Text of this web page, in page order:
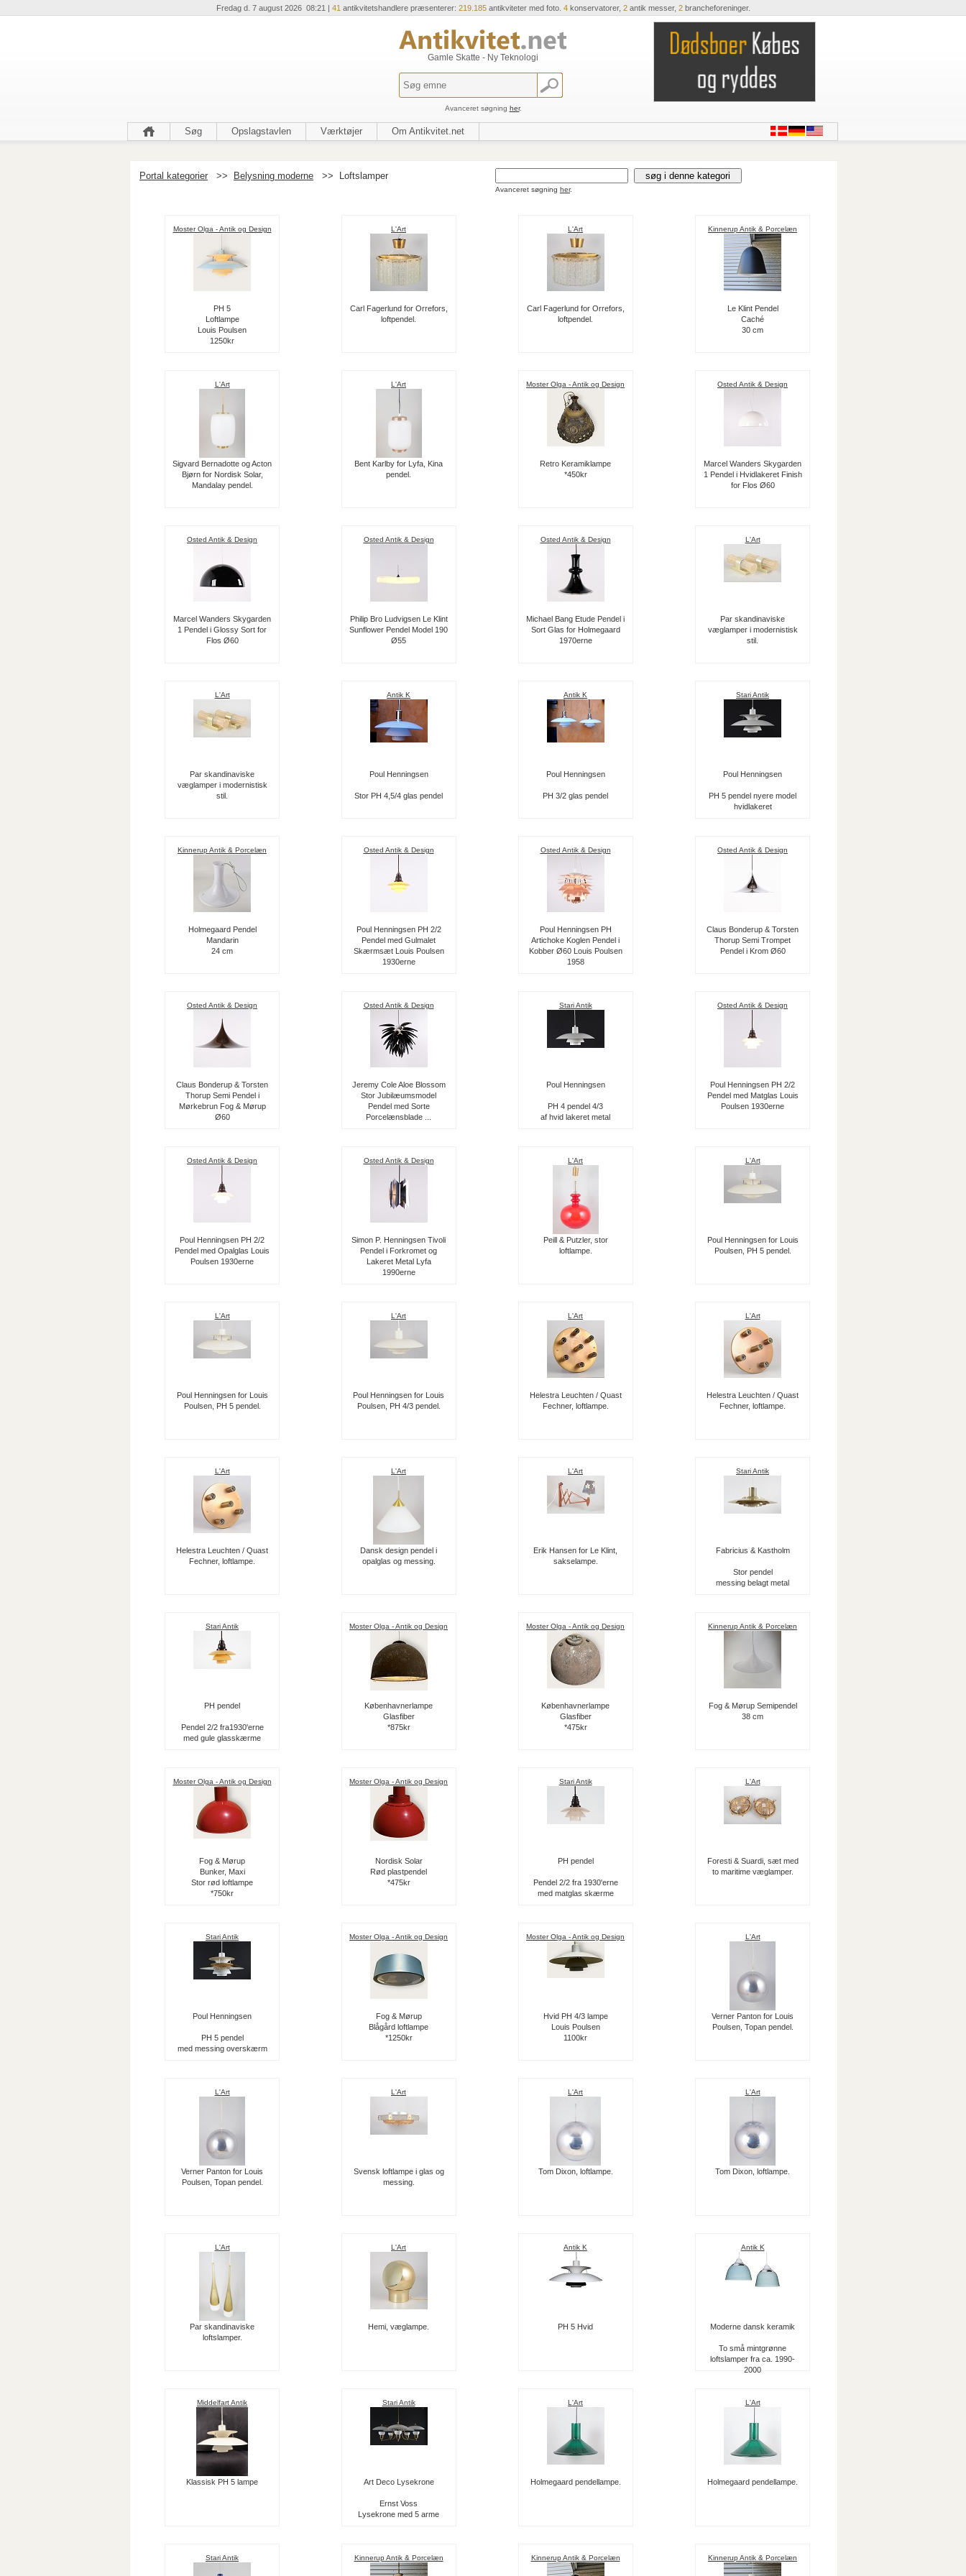
Fredag d. 7 august 2026 08:21 | 41 antikvitetshandlere præsenterer: 219.185antikviteter med foto. 4konservatorer, 2antik messer, 2brancheforeninger.
Gamle Skatte - Ny Teknologi
Avanceret søgning her.
Søg Opslagstavlen Værktøjer Om Antikvitet.net
Portal kategorier >> Belysning moderne >> Loftslamper
Avanceret søgning her.
Moster Olga - Antik og Design
PH 5
Loftlampe
Louis Poulsen
1250kr
L'Art
Carl Fagerlund for Orrefors,
loftpendel.
L'Art
Carl Fagerlund for Orrefors,
loftpendel.
Kinnerup Antik & Porcelæn
Le Klint Pendel
Caché
30 cm
L'Art
Sigvard Bernadotte og Acton
Bjørn for Nordisk Solar,
Mandalay pendel.
L'Art
Bent Karlby for Lyfa, Kina
pendel.
Moster Olga - Antik og Design
Retro Keramiklampe
*450kr
Osted Antik & Design
Marcel Wanders Skygarden
1 Pendel i Hvidlakeret Finish
for Flos Ø60
Osted Antik & Design
Marcel Wanders Skygarden
1 Pendel i Glossy Sort for
Flos Ø60
Osted Antik & Design
Philip Bro Ludvigsen Le Klint
Sunflower Pendel Model 190
Ø55
Osted Antik & Design
Michael Bang Etude Pendel i
Sort Glas for Holmegaard
1970erne
L'Art
Par skandinaviske
væglamper i modernistisk
stil.
L'Art
Par skandinaviske
væglamper i modernistisk
stil.
Antik K
Poul Henningsen
Stor PH 4,5/4 glas pendel
Antik K
Poul Henningsen
PH 3/2 glas pendel
Stari Antik
Poul Henningsen
PH 5 pendel nyere model
hvidlakeret
Kinnerup Antik & Porcelæn
Holmegaard Pendel
Mandarin
24 cm
Osted Antik & Design
Poul Henningsen PH 2/2
Pendel med Gulmalet
Skærmsæt Louis Poulsen
1930erne
Osted Antik & Design
Poul Henningsen PH
Artichoke Koglen Pendel i
Kobber Ø60 Louis Poulsen
1958
Osted Antik & Design
Claus Bonderup & Torsten
Thorup Semi Trompet
Pendel i Krom Ø60
Osted Antik & Design
Claus Bonderup & Torsten
Thorup Semi Pendel i
Mørkebrun Fog & Mørup
Ø60
Osted Antik & Design
Jeremy Cole Aloe Blossom
Stor Jubilæumsmodel
Pendel med Sorte
Porcelænsblade ...
Stari Antik
Poul Henningsen
PH 4 pendel 4/3
af hvid lakeret metal
Osted Antik & Design
Poul Henningsen PH 2/2
Pendel med Matglas Louis
Poulsen 1930erne
Osted Antik & Design
Poul Henningsen PH 2/2
Pendel med Opalglas Louis
Poulsen 1930erne
Osted Antik & Design
Simon P. Henningsen Tivoli
Pendel i Forkromet og
Lakeret Metal Lyfa
1990erne
L'Art
Peill & Putzler, stor
loftlampe.
L'Art
Poul Henningsen for Louis
Poulsen, PH 5 pendel.
L'Art
Poul Henningsen for Louis
Poulsen, PH 5 pendel.
L'Art
Poul Henningsen for Louis
Poulsen, PH 4/3 pendel.
L'Art
Helestra Leuchten / Quast
Fechner, loftlampe.
L'Art
Helestra Leuchten / Quast
Fechner, loftlampe.
L'Art
Helestra Leuchten / Quast
Fechner, loftlampe.
L'Art
Dansk design pendel i
opalglas og messing.
L'Art
Erik Hansen for Le Klint,
sakselampe.
Stari Antik
Fabricius & Kastholm
Stor pendel
messing belagt metal
Stari Antik
PH pendel
Pendel 2/2 fra1930'erne
med gule glasskærme
Moster Olga - Antik og Design
Københavnerlampe
Glasfiber
*875kr
Moster Olga - Antik og Design
Københavnerlampe
Glasfiber
*475kr
Kinnerup Antik & Porcelæn
Fog & Mørup Semipendel
38 cm
Moster Olga - Antik og Design
Fog & Mørup
Bunker, Maxi
Stor rød loftlampe
*750kr
Moster Olga - Antik og Design
Nordisk Solar
Rød plastpendel
*475kr
Stari Antik
PH pendel
Pendel 2/2 fra 1930'erne
med matglas skærme
L'Art
Foresti & Suardi, sæt med
to maritime væglamper.
Stari Antik
Poul Henningsen
PH 5 pendel
med messing overskærm
Moster Olga - Antik og Design
Fog & Mørup
Blågård loftlampe
*1250kr
Moster Olga - Antik og Design
Hvid PH 4/3 lampe
Louis Poulsen
1100kr
L'Art
Verner Panton for Louis
Poulsen, Topan pendel.
L'Art
Verner Panton for Louis
Poulsen, Topan pendel.
L'Art
Svensk loftlampe i glas og
messing.
L'Art
Tom Dixon, loftlampe.
L'Art
Tom Dixon, loftlampe.
L'Art
Par skandinaviske
loftslamper.
L'Art
Hemi, væglampe.
Antik K
PH 5 Hvid
Antik K
Moderne dansk keramik
To små mintgrønne
loftslamper fra ca. 1990-
2000
Middelfart Antik
Klassisk PH 5 lampe
Stari Antik
Art Deco Lysekrone
Ernst Voss
Lysekrone med 5 arme
L'Art
Holmegaard pendellampe.
L'Art
Holmegaard pendellampe.
Stari Antik Kinnerup Antik & Porcelæn Kinnerup Antik & Porcelæn Kinnerup Antik & Porcelæn